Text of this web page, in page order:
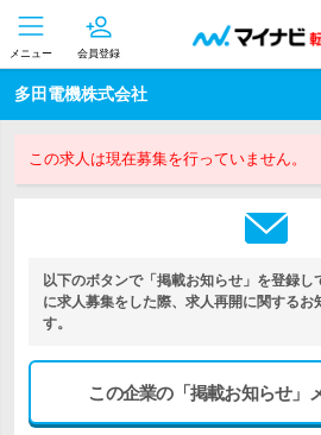
メニュー 会員登録
多田電機株式会社
この求人は現在募集を行っていません。
以下のボタンで「掲載お知らせ」を登録し
に求人募集をした際、求人再開に関するお
す。
この企業の「掲載お知らせ」